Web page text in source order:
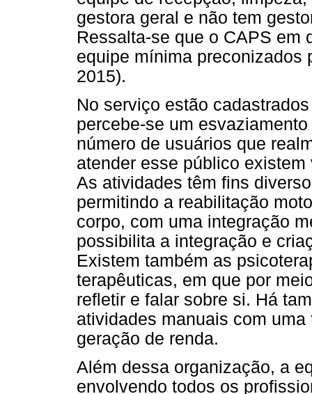
gestora geral e não tem
Ressalta-se que o CAPS em
equipe mínima preconizados
2015).
No serviço estão
percebe-se um
número de usuários que
atender esse público
As atividades têm fins
permitindo a reabilitação
corpo, com uma integração
possibilita a integração e
Existem também as
terapêuticas, em que por
refletir e falar sobre si. Há
atividades manuais com
geração de renda.
Além dessa organização, a
envolvendo todos os